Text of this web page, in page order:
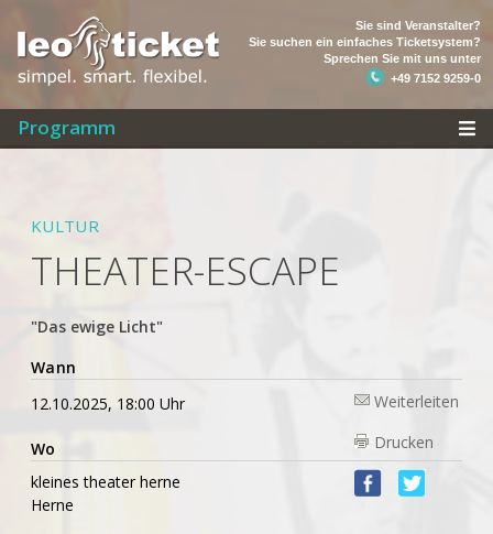
Sie sind Veranstalter?
Sie suchen ein einfaches Ticketsystem?
Sprechen Sie mit uns unter
+49 7152 9259-0
Programm
KULTUR
THEATER-ESCAPE
"Das ewige Licht"
Wann
12.10.2025, 18:00 Uhr
Weiterleiten
Wo
Drucken
kleines theater herne
Herne